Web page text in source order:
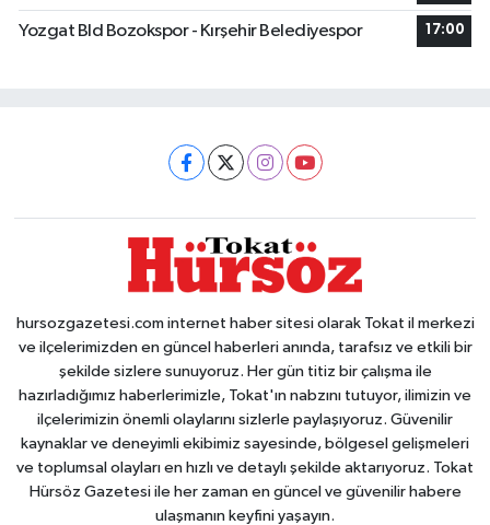
Yozgat Bld Bozokspor - Kırşehir Belediyespor 17:00
hursozgazetesi.com internet haber sitesi olarak Tokat il merkezi
ve ilçelerimizden en güncel haberleri anında, tarafsız ve etkili bir
şekilde sizlere sunuyoruz. Her gün titiz bir çalışma ile
hazırladığımız haberlerimizle, Tokat'ın nabzını tutuyor, ilimizin ve
ilçelerimizin önemli olaylarını sizlerle paylaşıyoruz. Güvenilir
kaynaklar ve deneyimli ekibimiz sayesinde, bölgesel gelişmeleri
ve toplumsal olayları en hızlı ve detaylı şekilde aktarıyoruz. Tokat
Hürsöz Gazetesi ile her zaman en güncel ve güvenilir habere
ulaşmanın keyfini yaşayın.